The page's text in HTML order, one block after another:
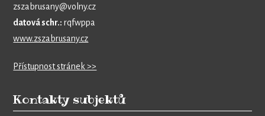
zszabrusany@volny.cz
datová schr.: rqfwppa
www.zszabrusany.cz
Přístupnost stránek >>
Kontakty subjektů